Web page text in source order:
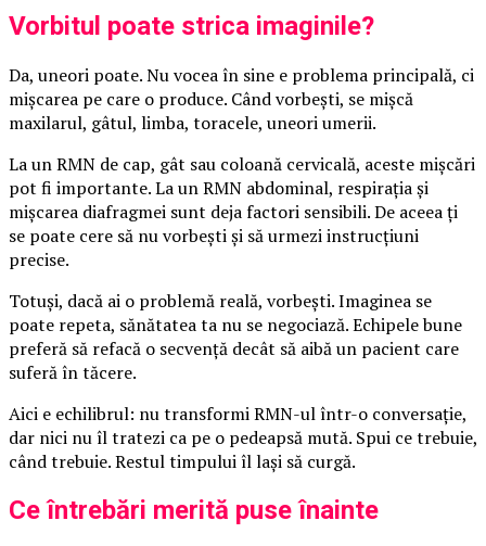
Vorbitul poate strica imaginile?
Da, uneori poate. Nu vocea în sine e problema principală, ci
mișcarea pe care o produce. Când vorbești, se mișcă
maxilarul, gâtul, limba, toracele, uneori umerii.
La un RMN de cap, gât sau coloană cervicală, aceste mișcări
pot fi importante. La un RMN abdominal, respirația și
mișcarea diafragmei sunt deja factori sensibili. De aceea ți
se poate cere să nu vorbești și să urmezi instrucțiuni
precise.
Totuși, dacă ai o problemă reală, vorbești. Imaginea se
poate repeta, sănătatea ta nu se negociază. Echipele bune
preferă să refacă o secvență decât să aibă un pacient care
suferă în tăcere.
Aici e echilibrul: nu transformi RMN-ul într-o conversație,
dar nici nu îl tratezi ca pe o pedeapsă mută. Spui ce trebuie,
când trebuie. Restul timpului îl lași să curgă.
Ce întrebări merită puse înainte